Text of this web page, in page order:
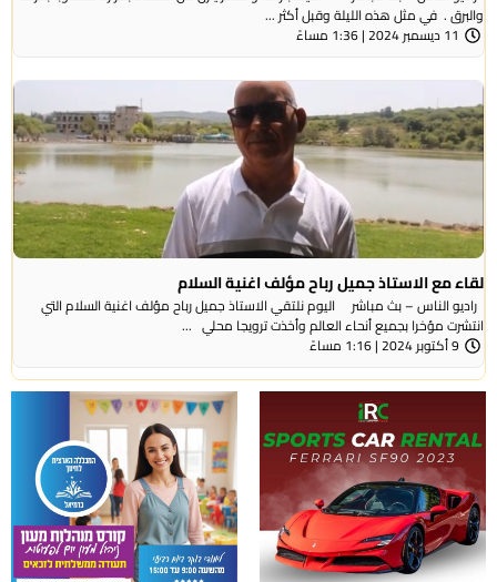
والبرق . في مثل هذه الليلة وقبل أكثر ...
11 ديسمبر 2024 | 1:36 مساءً
لقاء مع الاستاذ جميل رباح مؤلف اغنية السلام
راديو الناس – بث مباشر اليوم نلتقي الاستاذ جميل رباح مؤلف اغنية السلام التي
انتشرت مؤخرا بجميع أنحاء العالم وأخذت ترويجا محلي ...
9 أكتوبر 2024 | 1:16 مساءً